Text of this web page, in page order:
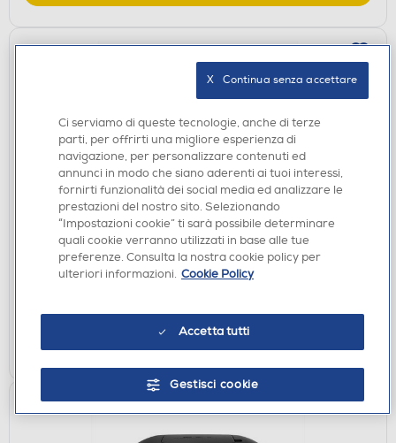
TREVI - RC 80D4 DAB
€ 42,90
disponibile
Ci serviamo di queste tecnologie, anche di terze
parti, per offrirti una migliore esperienza di
navigazione, per personalizzare contenuti ed
annunci in modo che siano aderenti ai tuoi interessi,
fornirti funzionalità dei social media ed analizzare le
prestazioni del nostro sito. Selezionando
“Impostazioni cookie” ti sarà possibile determinare
quali cookie verranno utilizzati in base alle tue
preferenze. Consulta la nostra cookie policy per
ulteriori informazioni. Cookie Policy
Accetta tutti
Gestisci cookie
X   Continua senza accettare